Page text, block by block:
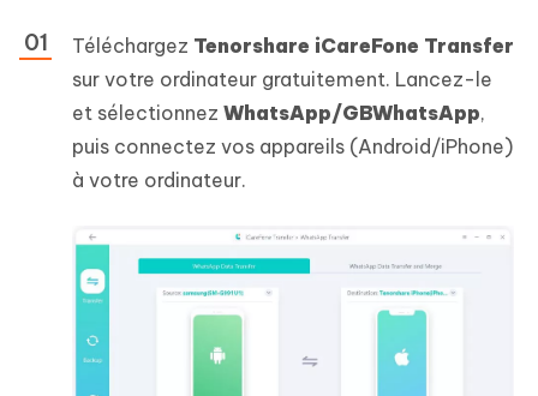
Téléchargez Tenorshare iCareFone Transfer
sur votre ordinateur gratuitement. Lancez-le
et sélectionnez WhatsApp/GBWhatsApp,
puis connectez vos appareils (Android/iPhone)
à votre ordinateur.